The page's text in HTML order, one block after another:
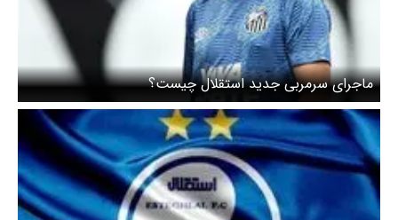
ماجرای سرمربی جدید استقلال چیست؟